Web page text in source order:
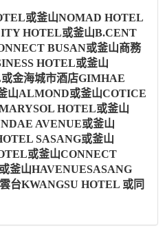
或釜山NOMAD HOTEL
HOTEL或釜山B.CENT
BUSAN或釜山商務
HOTEL或釜山
金海城市酒店GIMHAE
山ALMOND或釜山COTICE
HOTEL或釜山
AVENUE或釜山
SASANG或釜山
或釜山CONNECT
釜山HAVENUESASANG
台KWANGSU HOTEL 或同